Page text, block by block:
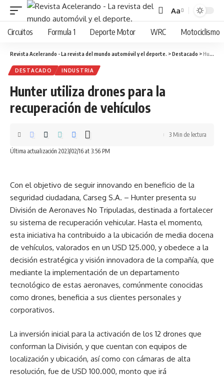
Cambiar
tamaño
fuente
Aa
Circuitos Formula 1 Deporte Motor WRC Motociclismo
Revista Acelerando - La revista del mundo automóvil y el deporte. >Destacado >Hunter utiliza drones para la recuperación de vehículos
DESTACADO INDUSTRIA
Hunter utiliza drones para la
recuperación de vehículos
Última actualización 2023/02/16 at 3:56 PM
3 Min de lectura
Con el objetivo de seguir innovando en beneficio de la
seguridad ciudadana, Carseg S.A. – Hunter presenta su
División de Aeronaves No Tripuladas, destinada a fortalecer
su sistema de recuperación vehicular. Hasta el momento,
esta iniciativa ha contribuido a la ubicación de media docena
de vehículos, valorados en un USD 125.000, y obedece a la
decisión estratégica y visión innovadora de la compañía, que
mediante la implementación de un departamento
tecnológico de estas aeronaves, comúnmente conocidas
como drones, beneficia a sus clientes personales y
corporativos.
La inversión inicial para la activación de los 12 drones que
conforman la División, y que cuentan con equipos de
localización y ubicación, así como con cámaras de alta
resolución, fue de USD 100.000, monto que irá